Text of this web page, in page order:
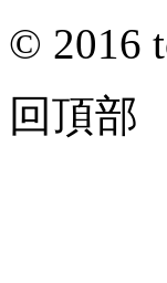
© 2016
回頂部